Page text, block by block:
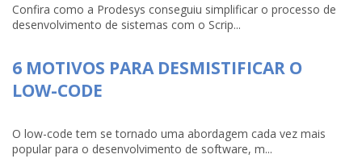
Confira como a Prodesys conseguiu simplificar o processo de
desenvolvimento de sistemas com o Scrip...
6 MOTIVOS PARA DESMISTIFICAR O
LOW-CODE
O low-code tem se tornado uma abordagem cada vez mais
popular para o desenvolvimento de software, m...